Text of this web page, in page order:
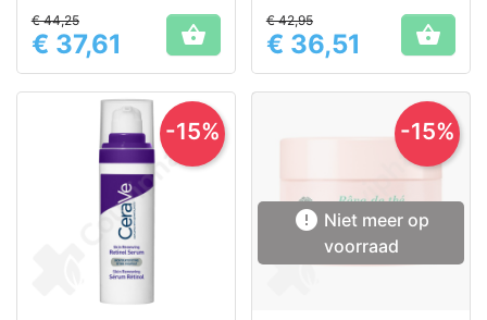
Prijs
€ 44,25
€ 37,61  Prijs
€ 42,95
€ 36,51 
-15%
 Niet meer op
voorraad
-15%